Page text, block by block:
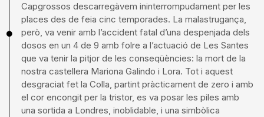
Capgrossos descarregàvem ininterrompudament per les
places des de feia cinc temporades. La malastrugança,
però, va venir amb l’accident fatal d’una despenjada dels
dosos en un 4 de 9 amb folre a l’actuació de Les Santes
que va tenir la pitjor de les conseqüències: la mort de la
nostra castellera Mariona Galindo i Lora. Tot i aquest
desgraciat fet la Colla, partint pràcticament de zero i amb
el cor encongit per la tristor, es va posar les piles amb
una sortida a Londres, inoblidable, i una simbòlica